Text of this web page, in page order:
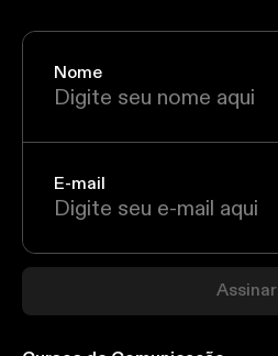
Nome
E-mail
Assinar